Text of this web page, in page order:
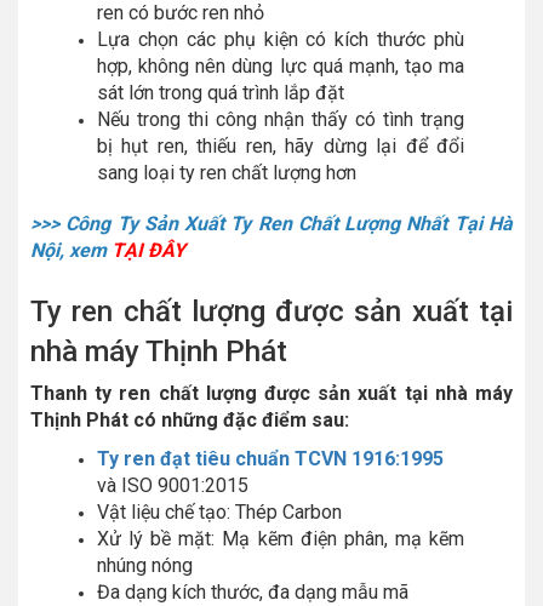
ren có bước ren nhỏ
Lựa chọn các phụ kiện có kích thước phù
hợp, không nên dùng lực quá mạnh, tạo ma
sát lớn trong quá trình lắp đặt
Nếu trong thi công nhận thấy có tình trạng
bị hụt ren, thiếu ren, hãy dừng lại để đổi
sang loại ty ren chất lượng hơn
>>> Công Ty Sản Xuất Ty Ren Chất Lượng Nhất Tại Hà
Nội, xem TẠI ĐÂY
Ty ren chất lượng được sản xuất tại
nhà máy Thịnh Phát
Thanh ty ren chất lượng được sản xuất tại nhà máy
Thịnh Phát có những đặc điểm sau:
Ty ren đạt tiêu chuẩn TCVN 1916:1995
và ISO 9001:2015
Vật liệu chế tạo: Thép Carbon
Xử lý bề mặt: Mạ kẽm điện phân, mạ kẽm
nhúng nóng
Đa dạng kích thước, đa dạng mẫu mã